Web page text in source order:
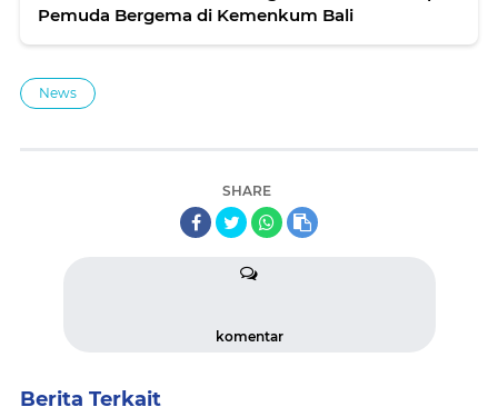
Pemuda Bergema di Kemenkum Bali
News
SHARE
komentar
Berita Terkait